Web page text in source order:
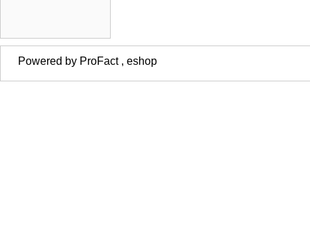
Powered by ProFact , eshop